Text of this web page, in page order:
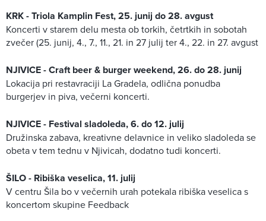
KRK - Triola Kamplin Fest, 25. junij do 28. avgust
Koncerti v starem delu mesta ob torkih, četrtkih in sobotah
zvečer (25. junij, 4., 7., 11., 21. in 27 julij ter 4., 22. in 27. avgust
NJIVICE - Craft beer & burger weekend, 26. do 28. junij
Lokacija pri restavraciji La Gradela, odlična ponudba
burgerjev in piva, večerni koncerti.
NJIVICE - Festival sladoleda, 6. do 12. julij
Družinska zabava, kreativne delavnice in veliko sladoleda se
obeta v tem tednu v Njivicah, dodatno tudi koncerti.
ŠILO - Ribiška veselica, 11. julij
V centru Šila bo v večernih urah potekala ribiška veselica s
koncertom skupine Feedback